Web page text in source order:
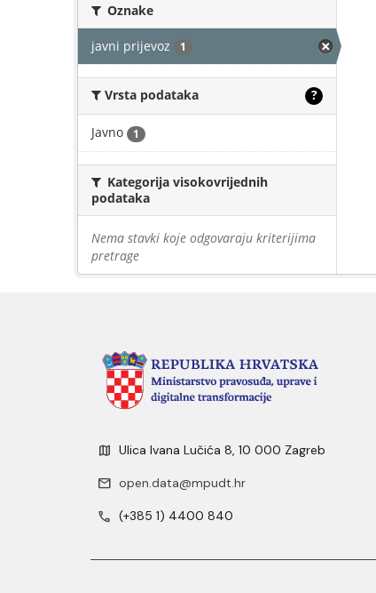
Oznake
javni prijevoz 1
Vrsta podataka ?
Javno 1
Kategorija visokovrijednih
podataka
Nema stavki koje odgovaraju kriterijima
pretrage